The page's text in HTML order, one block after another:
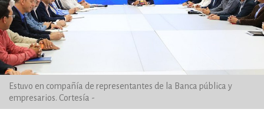
Estuvo en compañía de representantes de la Banca pública y
empresarios. Cortesía -